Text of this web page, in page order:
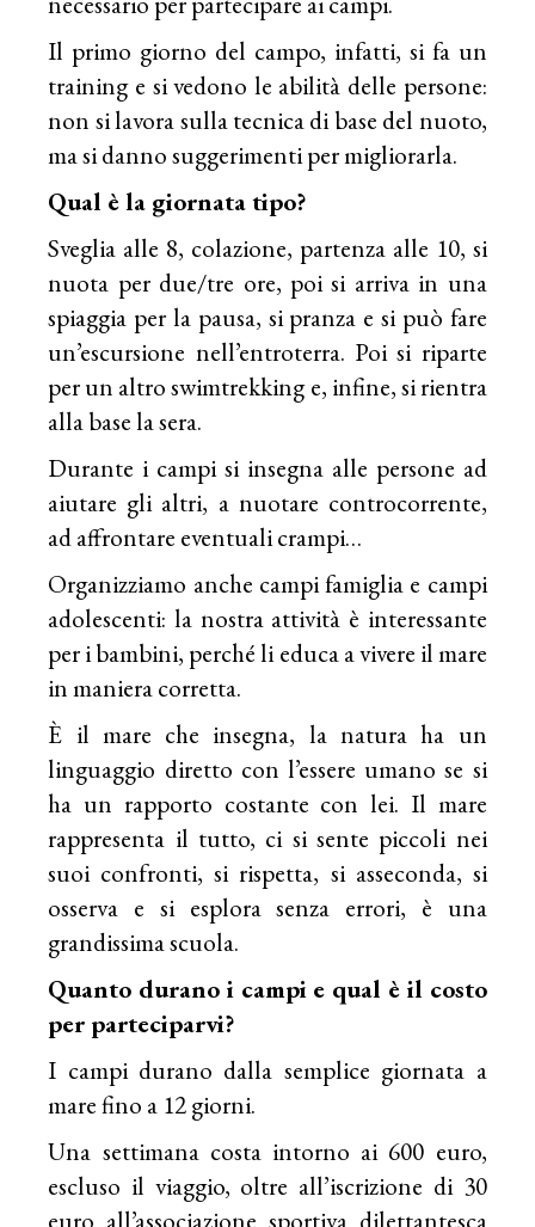
Il primo giorno del campo, infatti, si fa un
training e si vedono le abilità delle persone:
non si lavora sulla tecnica di base del nuoto,
ma si danno suggerimenti per migliorarla.
Qual è la giornata tipo?
Sveglia alle 8, colazione, partenza alle 10, si
nuota per due/tre ore, poi si arriva in una
spiaggia per la pausa, si pranza e si può fare
un’escursione nell’entroterra. Poi si riparte
per un altro swimtrekking e, infine, si rientra
alla base la sera.
Durante i campi si insegna alle persone ad
aiutare gli altri, a nuotare controcorrente,
ad affrontare eventuali crampi…
Organizziamo anche campi famiglia e campi
adolescenti: la nostra attività è interessante
per i bambini, perché li educa a vivere il mare
in maniera corretta.
È il mare che insegna, la natura ha un
linguaggio diretto con l’essere umano se si
ha un rapporto costante con lei. Il mare
rappresenta il tutto, ci si sente piccoli nei
suoi confronti, si rispetta, si asseconda, si
osserva e si esplora senza errori, è una
grandissima scuola.
Quanto durano i campi e qual è il costo
per parteciparvi?
I campi durano dalla semplice giornata a
mare fino a 12 giorni.
Una settimana costa intorno ai 600 euro,
escluso il viaggio, oltre all’iscrizione di 30
euro all’associazione sportiva dilettantesca